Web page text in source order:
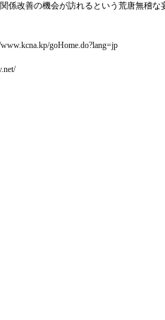
係改善の機会が訪れるという荒唐無稽
goHome.do?lang=jp